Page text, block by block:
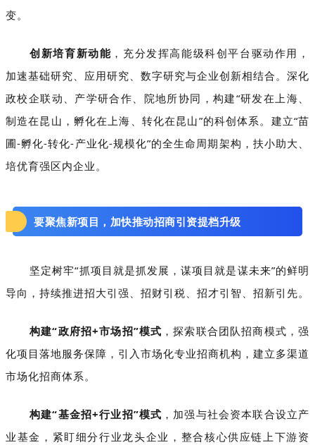
变。
创新培育新动能 ，充分发挥高能级科创平台驱动作用，
加速基础研究、应用研究、数字研究与企业创新相结合。深化
政校企联动、产学研合作、院地所协同，构建“研发在上海、
制造在昆山，孵化在上海、转化在昆山”的科创体系。建立“苗
圃-孵化-转化-产业化-规模化”的全生命周期架构，扶小助大、
培优育强区内企业。
要聚焦新项目，加快推动招商引资提档升级
坚定树牢“抓项目就是抓发展，谋项目就是谋未来”的鲜明
导向，持续推进招大引强、招财引税、招才引智、招新引先。
构建“政府招+市场招”模式 ，探索联合团队招商模式，强
化项目落地服务保障，引入市场化专业招商机构，建立多渠道
市场化招商体系。
构建“基金招+行业招”模式 ，加强与社会资本联合设立产
业基金，紧盯细分行业龙头企业，整合核心供应链上下游资